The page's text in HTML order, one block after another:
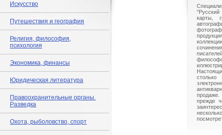
Искусство
Путешествия и география
Религия, философия,
психология
Экономика, финансы
Юридическая литература
Правоохранительные органы.
Разведка
Охота, рыболовство, спорт
"Русский
карты,
столько
прежде